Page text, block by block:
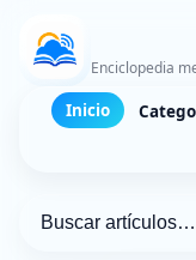
Enciclopedia
Inicio